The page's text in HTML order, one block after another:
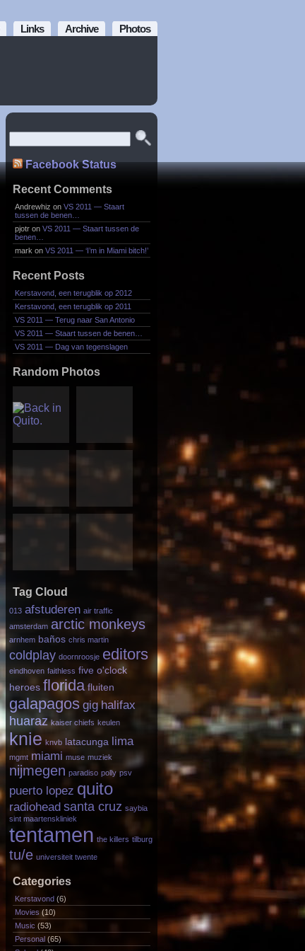
Links Archive Photos
Facebook Status
Recent Comments
Andrewhiz on VS 2011 — Staart
tussen de benen…
pjotron VS 2011 — Staart tussen de
benen…
mark on VS 2011 — ‘I’m in Miami bitch!’
Recent Posts
Kerstavond, een terugblik op 2012
Kerstavond, een terugblik op 2011
VS 2011 — Terug naar San Antonio
VS 2011 — Staart tussen de benen…
VS 2011 — Dag van tegenslagen
Random Photos
Tag Cloud
013 afstuderen air traffic
amsterdam arctic monkeys
arnhem baños chris martin
coldplay doornroosje editors
eindhoven faithless five o'clock
heroes florida fluiten
galapagos gig halifax
huaraz kaiser chiefs keulen
knie knvb latacunga lima
mgmt miami muse muziek
nijmegen paradiso polly psv
puerto lopez quito
radiohead santa cruz saybia
sint maartenskliniek
tentamen the killers tilburg
tu/e universiteit twente
Categories
Kerstavond(6)
Movies (10)
Music (53)
Personal(65)